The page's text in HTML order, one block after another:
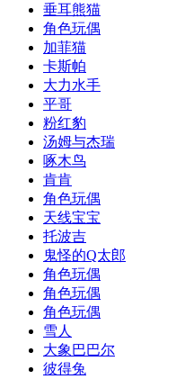
垂耳熊猫
角色玩偶
加菲猫
卡斯帕
大力水手
平哥
粉红豹
汤姆与杰瑞
啄木鸟
肯肯
角色玩偶
天线宝宝
托波吉
鬼怪的Q太郎
角色玩偶
角色玩偶
角色玩偶
雪人
大象巴巴尔
彼得兔